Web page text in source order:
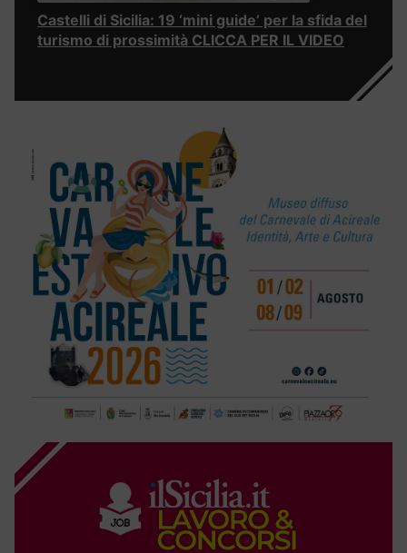
Castelli di Sicilia: 19 ‘mini guide’ per la sfida del
turismo di prossimità CLICCA PER IL VIDEO